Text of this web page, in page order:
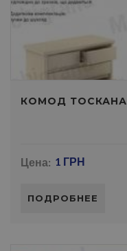
КОМОД ТОСКАНА
Цена: 1 ГРН
ПОДРОБНЕЕ